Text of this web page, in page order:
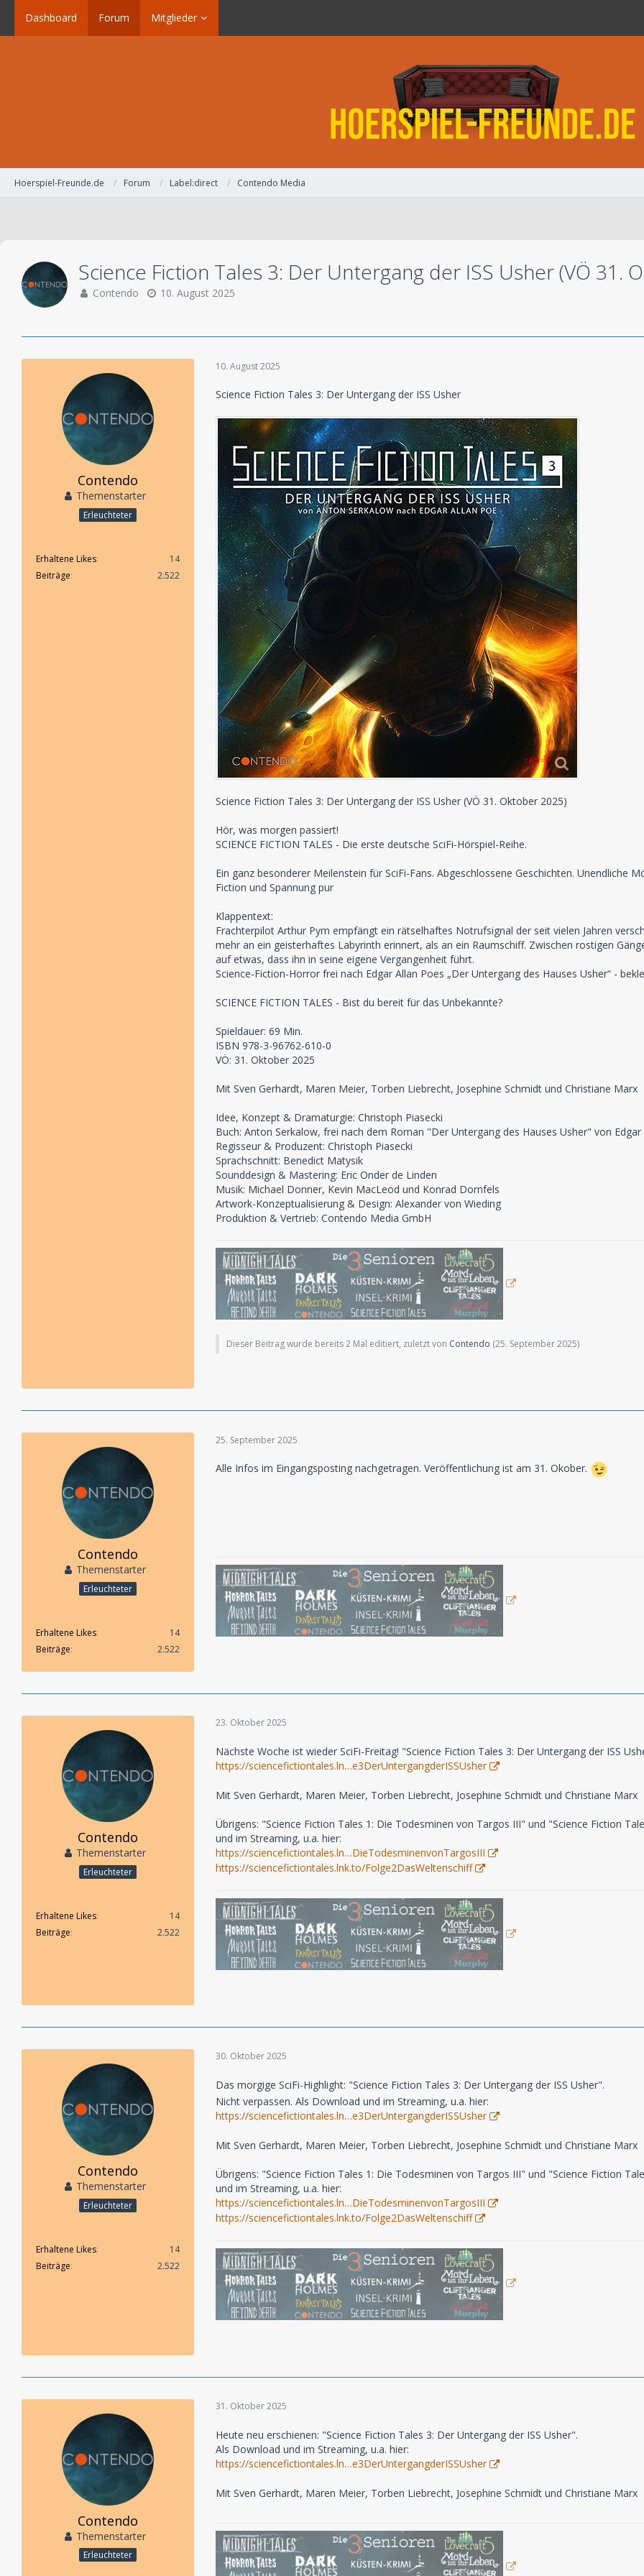
Dashboard Forum Mitglieder
Hoerspiel-Freunde.de Forum Label:direct Contendo Media
Science Fiction Tales 3: Der Untergang der ISS Usher (VÖ 31.
Contendo 10. August 2025
Contendo
Themenstarter
Erleuchteter
Erhaltene Likes
14
Beiträge
2.522
10. August 2025
Science Fiction Tales 3: Der Untergang der ISS Usher
Science Fiction Tales 3: Der Untergang der ISS Usher (VÖ 31. Oktober 2025)
Hör, was morgen passiert!
SCIENCE FICTION TALES - Die erste deutsche SciFi-Hörspiel-Reihe.
Ein ganz besonderer Meilenstein für SciFi-Fans. Abgeschlossene Geschichten. Unendliche
Fiction und Spannung pur
Klappentext:
Frachterpilot Arthur Pym empfängt ein rätselhaftes Notrufsignal der seit vielen Jahren
mehr an ein geisterhaftes Labyrinth erinnert, als an ein Raumschiff. Zwischen rostigen
auf etwas, dass ihn in seine eigene Vergangenheit führt.
Science-Fiction-Horror frei nach Edgar Allan Poes „Der Untergang des Hauses Usher“ -
SCIENCE FICTION TALES - Bist du bereit für das Unbekannte?
Spieldauer: 69 Min.
ISBN 978-3-96762-610-0
VÖ: 31. Oktober 2025
Mit Sven Gerhardt, Maren Meier, Torben Liebrecht, Josephine Schmidt und Christiane Marx
Idee, Konzept & Dramaturgie: Christoph Piasecki
Buch: Anton Serkalow, frei nach dem Roman "Der Untergang des Hauses Usher" von Edgar
Regisseur & Produzent: Christoph Piasecki
Sprachschnitt: Benedict Matysik
Sounddesign & Mastering: Eric Onder de Linden
Musik: Michael Donner, Kevin MacLeod und Konrad Dornfels
Artwork-Konzeptualisierung & Design: Alexander von Wieding
Produktion & Vertrieb: Contendo Media GmbH
Dieser Beitrag wurde bereits 2 Mal editiert, zuletzt von Contendo (25. September 2025)
Contendo
Themenstarter
Erleuchteter
Erhaltene Likes
14
Beiträge
2.522
25. September 2025
Alle Infos im Eingangsposting nachgetragen. Veröffentlichung ist am 31. Okober.
Contendo
Themenstarter
Erleuchteter
Erhaltene Likes
14
Beiträge
2.522
23. Oktober 2025
Nächste Woche ist wieder SciFi-Freitag! "Science Fiction Tales 3: Der Untergang der ISS
https://sciencefictiontales.ln…e3DerUntergangderISSUsher
Mit Sven Gerhardt, Maren Meier, Torben Liebrecht, Josephine Schmidt und Christiane Marx
Übrigens: "Science Fiction Tales 1: Die Todesminen von Targos III" und "Science Fiction
und im Streaming, u.a. hier:
https://sciencefictiontales.ln…DieTodesminenvonTargosIII
https://sciencefictiontales.lnk.to/Folge2DasWeltenschiff
Contendo
Themenstarter
Erleuchteter
Erhaltene Likes
14
Beiträge
2.522
30. Oktober 2025
Das morgige SciFi-Highlight: "Science Fiction Tales 3: Der Untergang der ISS Usher".
Nicht verpassen. Als Download und im Streaming, u.a. hier:
https://sciencefictiontales.ln…e3DerUntergangderISSUsher
Mit Sven Gerhardt, Maren Meier, Torben Liebrecht, Josephine Schmidt und Christiane Marx
Übrigens: "Science Fiction Tales 1: Die Todesminen von Targos III" und "Science Fiction
und im Streaming, u.a. hier:
https://sciencefictiontales.ln…DieTodesminenvonTargosIII
https://sciencefictiontales.lnk.to/Folge2DasWeltenschiff
Contendo
Themenstarter
Erleuchteter
31. Oktober 2025
Heute neu erschienen: "Science Fiction Tales 3: Der Untergang der ISS Usher".
Als Download und im Streaming, u.a. hier:
https://sciencefictiontales.ln…e3DerUntergangderISSUsher
Mit Sven Gerhardt, Maren Meier, Torben Liebrecht, Josephine Schmidt und Christiane Marx